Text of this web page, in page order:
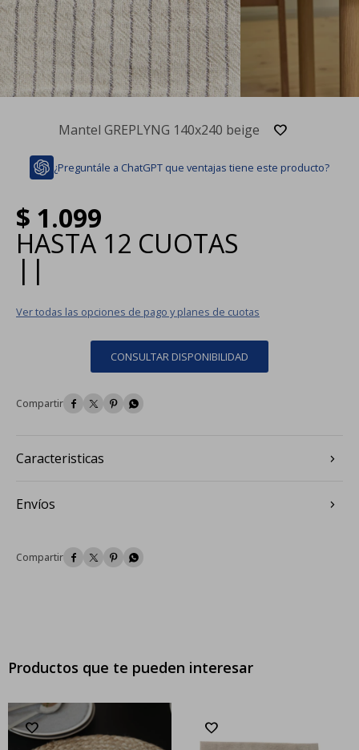
Mantel GREPLYNG 140x240 beige
¿Preguntále a ChatGPT que ventajas tiene este producto?
$ 1.099
HASTA 12 CUOTAS
| |
Ver todas las opciones de pago y planes de cuotas
CONSULTAR DISPONIBILIDAD
   
Caracteristicas
Envíos
   
Productos que te pueden interesar